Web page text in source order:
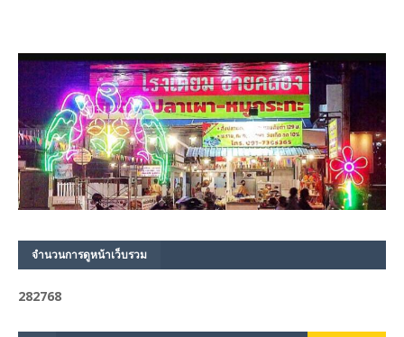
จำนวนการดูหน้าเว็บรวม
282768